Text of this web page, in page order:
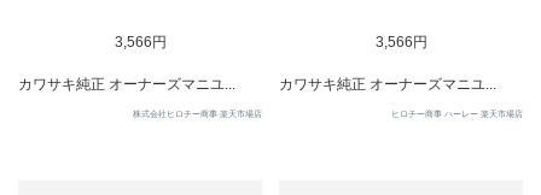
3,566円
カワサキ純正 オーナーズマニユ...
株式会社ヒロチー商事 楽天市場店
3,566円
カワサキ純正 オーナーズマニユ...
ヒロチー商事 ハーレー 楽天市場店